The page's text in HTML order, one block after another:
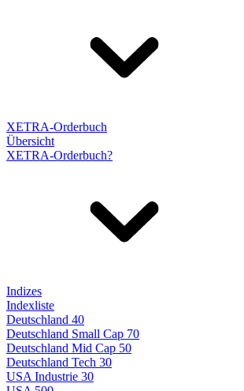
XETRA-Orderbuch
Übersicht
XETRA-Orderbuch?
Indizes
Indexliste
Deutschland 40
Deutschland Small Cap 70
Deutschland Mid Cap 50
Deutschland Tech 30
USA Industrie 30